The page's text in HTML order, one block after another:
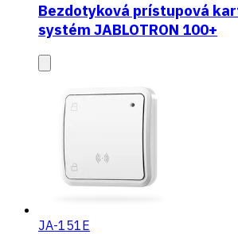
Bezdotyková prístupová
systém JABLOTRON 100+
JA-151E